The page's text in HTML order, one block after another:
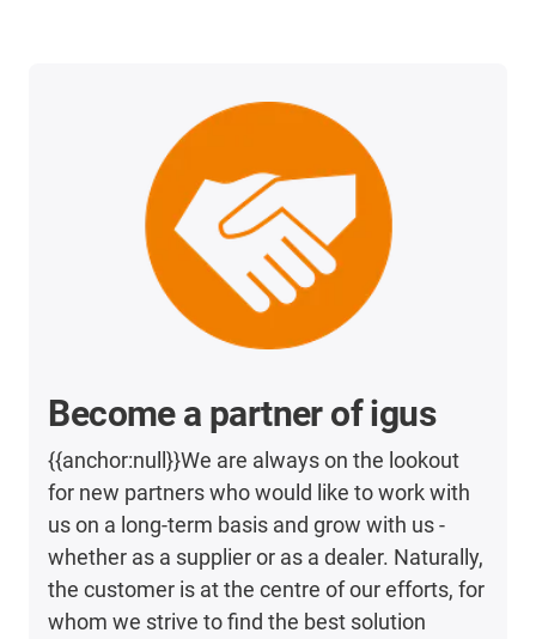
Become a partner of igus
{{anchor:null}}We are always on the lookout
for new partners who would like to work with
us on a long-term basis and grow with us -
whether as a supplier or as a dealer. Naturally,
the customer is at the centre of our efforts, for
whom we strive to find the best solution